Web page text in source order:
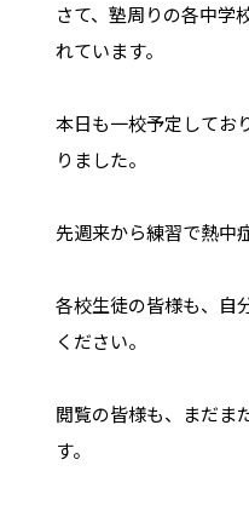
さて、塾周りの各中学
れています。
本日も一校予定してお
りました。
先週来から練習で熱中
各校生徒の皆様も、自
ください。
閲覧の皆様も、まだま
す。